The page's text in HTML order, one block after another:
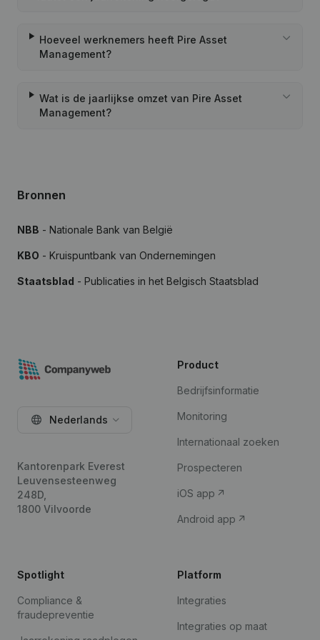
Hoeveel werknemers heeft Pire Asset
Management?
Wat is de jaarlijkse omzet van Pire Asset
Management?
Bronnen
NBB - Nationale Bank van België
KBO - Kruispuntbank van Ondernemingen
Staatsblad - Publicaties in het Belgisch Staatsblad
Nederlands
Kantorenpark Everest
Leuvensesteenweg
248D,
1800 Vilvoorde
Product
Bedrijfsinformatie
Monitoring
Internationaal zoeken
Prospecteren
iOS app
Android app
Spotlight
Compliance &
fraudepreventie
Platform
Integraties
Integraties op maat